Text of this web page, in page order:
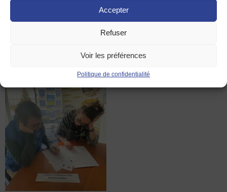
Accepter
Refuser
Voir les préférences
Politique de confidentialité
Les élèves sont très satisfaits de cette
expérience !”d’après Florence Bonnier, leur enseignante.